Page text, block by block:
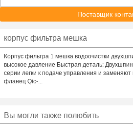
Поставщик
корпус фильтра мешка
Корпус фильтра 1 мешка водоочистки
высокое давление Быстрая деталь:
серии легки к подаче управления и
фланец Qic-...
Вы могли также полюбить